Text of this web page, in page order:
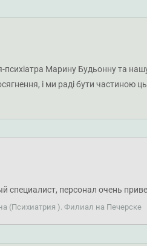
Марину Будьонну та
і ми раді бути частиною
специалист, персонал очень
(Психиатрия ). Филиал на Печерске